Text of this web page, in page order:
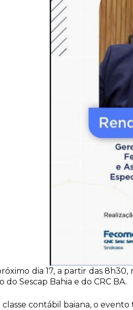
dia 17, a partir das
do Sescap Bahia e do CRC BA.
classe contábil baiana, o